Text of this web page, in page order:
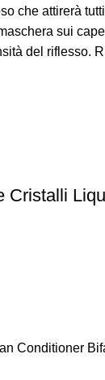
che attirerà
sui
del riflesso.
Cristalli